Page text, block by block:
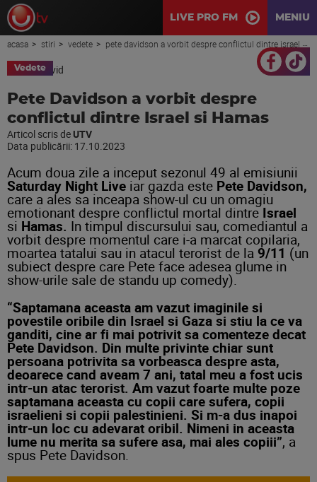
LIVE PRO FM MENIU
acasa stiri vedete pete davidson a vorbit despre conflictul dintre israel si hamas
Vedete
Pete Davidson a vorbit despre
conflictul dintre Israel si Hamas
Articol scris de UTV
Data publicării: 17.10.2023
Acum doua zile a inceput sezonul 49 al emisiunii
Saturday Night Live iar gazda este Pete Davidson,
care a ales sa inceapa show-ul cu un omagiu
emotionant despre conflictul mortal dintreIsrael
si Hamas. In timpul discursului sau, comediantul a
vorbit despre momentul care i-a marcat copilaria,
moartea tatalui sau in atacul terorist de la 9/11 (un
subiect despre care Pete face adesea glume in
show-urile sale de standu up comedy).
“Saptamana aceasta am vazut imaginile si
povestile oribile din Israel si Gaza si stiu la ce va
ganditi, cine ar fi mai potrivit sa comenteze decat
Pete Davidson. Din multe privinte chiar sunt
persoana potrivita sa vorbeasca despre asta,
deoarece cand aveam 7 ani, tatal meu a fost ucis
intr-un atac terorist. Am vazut foarte multe poze
saptamana aceasta cu copii care sufera, copii
israelieni si copii palestinieni. Si m-a dus inapoi
intr-un loc cu adevarat oribil. Nimeni in aceasta
lume nu merita sa sufere asa, mai ales copiii”, a
spus Pete Davidson.